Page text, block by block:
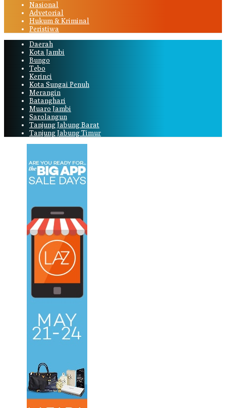
Nasional
Advetorial
Hukum & Kriminal
Peristiwa
Daerah
Kota Jambi
Bungo
Tebo
Kerinci
Kota Sungai Penuh
Merangin
Batanghari
Muaro Jambi
Sarolangun
Tanjung Jabung Barat
Tanjung Jabung Timur